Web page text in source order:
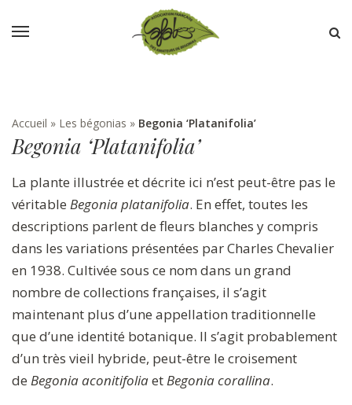
Accueil » Les bégonias » Begonia ‘Platanifolia’
Begonia ‘Platanifolia’
La plante illustrée et décrite ici n’est peut-être pas le
véritable Begonia platanifolia. En effet, toutes les
descriptions parlent de fleurs blanches y compris
dans les variations présentées par Charles Chevalier
en 1938. Cultivée sous ce nom dans un grand
nombre de collections françaises, il s’agit
maintenant plus d’une appellation traditionnelle
que d’une identité botanique. Il s’agit probablement
d’un très vieil hybride, peut-être le croisement
de Begonia aconitifoliaetBegonia corallina.